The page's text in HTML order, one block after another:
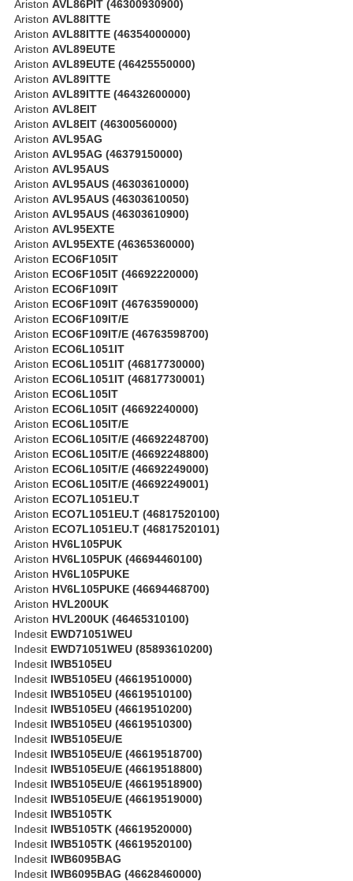
Ariston AVL86PIT (46300930900)
Ariston AVL88ITTE
Ariston AVL88ITTE (46354000000)
Ariston AVL89EUTE
Ariston AVL89EUTE (46425550000)
Ariston AVL89ITTE
Ariston AVL89ITTE (46432600000)
Ariston AVL8EIT
Ariston AVL8EIT (46300560000)
Ariston AVL95AG
Ariston AVL95AG (46379150000)
Ariston AVL95AUS
Ariston AVL95AUS (46303610000)
Ariston AVL95AUS (46303610050)
Ariston AVL95AUS (46303610900)
Ariston AVL95EXTE
Ariston AVL95EXTE (46365360000)
Ariston ECO6F105IT
Ariston ECO6F105IT (46692220000)
Ariston ECO6F109IT
Ariston ECO6F109IT (46763590000)
Ariston ECO6F109IT/E
Ariston ECO6F109IT/E (46763598700)
Ariston ECO6L1051IT
Ariston ECO6L1051IT (46817730000)
Ariston ECO6L1051IT (46817730001)
Ariston ECO6L105IT
Ariston ECO6L105IT (46692240000)
Ariston ECO6L105IT/E
Ariston ECO6L105IT/E (46692248700)
Ariston ECO6L105IT/E (46692248800)
Ariston ECO6L105IT/E (46692249000)
Ariston ECO6L105IT/E (46692249001)
Ariston ECO7L1051EU.T
Ariston ECO7L1051EU.T (46817520100)
Ariston ECO7L1051EU.T (46817520101)
Ariston HV6L105PUK
Ariston HV6L105PUK (46694460100)
Ariston HV6L105PUKE
Ariston HV6L105PUKE (46694468700)
Ariston HVL200UK
Ariston HVL200UK (46465310100)
Indesit EWD71051WEU
Indesit EWD71051WEU (85893610200)
Indesit IWB5105EU
Indesit IWB5105EU (46619510000)
Indesit IWB5105EU (46619510100)
Indesit IWB5105EU (46619510200)
Indesit IWB5105EU (46619510300)
Indesit IWB5105EU/E
Indesit IWB5105EU/E (46619518700)
Indesit IWB5105EU/E (46619518800)
Indesit IWB5105EU/E (46619518900)
Indesit IWB5105EU/E (46619519000)
Indesit IWB5105TK
Indesit IWB5105TK (46619520000)
Indesit IWB5105TK (46619520100)
Indesit IWB6095BAG
Indesit IWB6095BAG (46628460000)